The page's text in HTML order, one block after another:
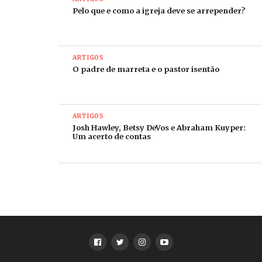
um estado que mata e aniquila as diferenças, mas
morte não pôde e não poderá conter os filhos e
filhas do Amor.
Pelo que e como a igreja deve se arrepender?
ARTIGOS
O padre de marreta e o pastor isentão
ARTIGOS
Josh Hawley, Betsy DeVos e Abraham Kuyper:
Um acerto de contas